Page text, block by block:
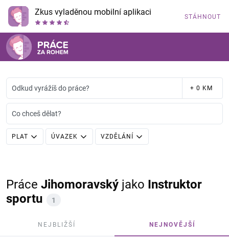
Zkus vyladěnou mobilní aplikaci STÁHNOUT
Odkud vyrážíš do práce? + 0 KM
Co chceš dělat?
PLAT ÚVAZEK VZDĚLÁNÍ
Práce Jihomoravský jako Instruktor
sportu
1
NEJBLIŽŠÍ NEJNOVĚJŠÍ